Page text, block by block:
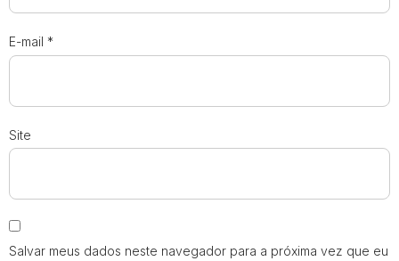
E-mail *
Site
Salvar meus dados neste navegador para a próxima vez que eu